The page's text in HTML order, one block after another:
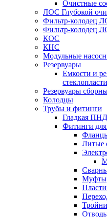
Очистные
ЛОС Глубокой
Фильтр-колодец
Фильтр-колодец
КОС
КНС
Модульные
Резервуары
Емкости и
Резервуары
Колодцы
Трубы и фитинги
Гладкая
Фитинги для
Литые
Муфты